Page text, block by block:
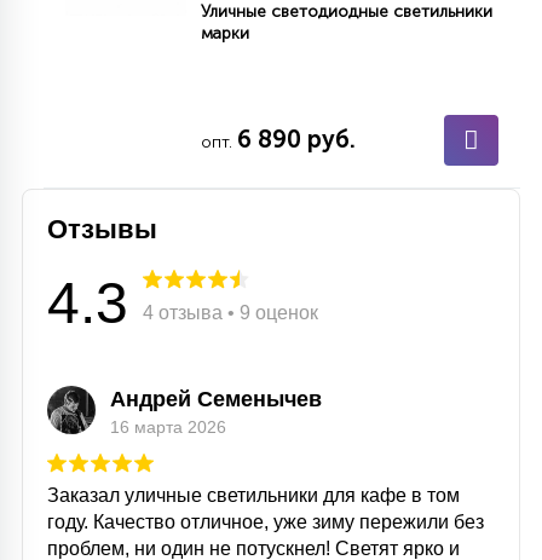
Уличные светодиодные светильники
марки
опт. 6 890 руб.
Отзывы
4.3 4 отзыва • 9 оценок
Андрей Семенычев
16 марта 2026
Заказал уличные светильники для кафе в том
году. Качество отличное, уже зиму пережили без
проблем, ни один не потускнел! Светят ярко и